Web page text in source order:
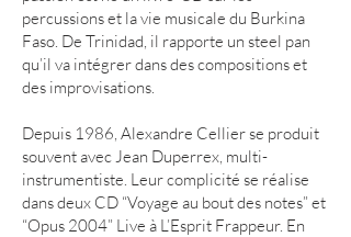
percussions et la vie musicale du Burkina
Faso. De Trinidad, il rapporte un steel pan
qu’il va intégrer dans des compositions et
des improvisations.
Depuis 1986, Alexandre Cellier se produit
souvent avec Jean Duperrex, multi-
instrumentiste. Leur complicité se réalise
dans deux CD “Voyage au bout des notes” et
“Opus 2004” Live à L’Esprit Frappeur. En